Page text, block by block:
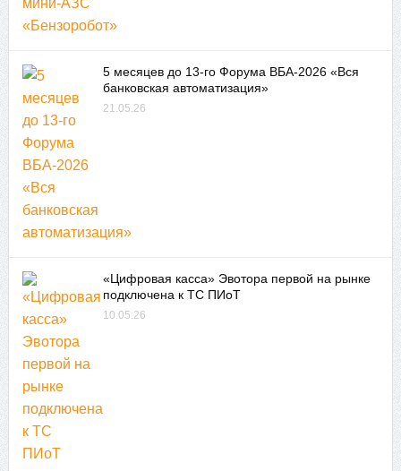
5 месяцев до 13-го Форума ВБА-2026 «Вся
банковская автоматизация»
21.05.26
«Цифровая касса» Эвотора первой на рынке
подключена к ТС ПИоТ
10.05.26